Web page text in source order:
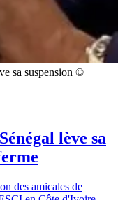
sa suspension ©
lève sa
des amicales de